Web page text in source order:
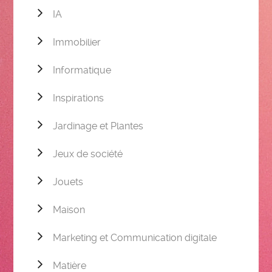
IA
Immobilier
Informatique
Inspirations
Jardinage et Plantes
Jeux de société
Jouets
Maison
Marketing et Communication digitale
Matière